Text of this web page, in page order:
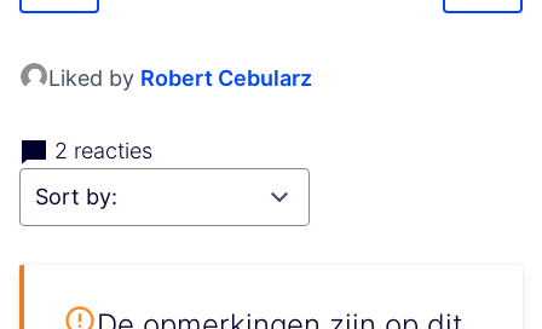
Liked by Robert Cebularz
2 reacties